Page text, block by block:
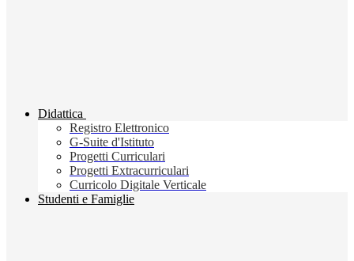
Didattica
Registro Elettronico
G-Suite d'Istituto
Progetti Curriculari
Progetti Extracurriculari
Curricolo Digitale Verticale
Studenti e Famiglie